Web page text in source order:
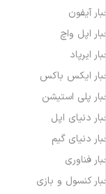
اخبار آیفون
اخبار اپل واچ
اخبار ایرپاد
اخبار ایکس باکس
اخبار پلی استیشن
اخبار دنیای اپل
اخبار دنیای گیم
اخبار فناوری
اخبار کنسول و بازی